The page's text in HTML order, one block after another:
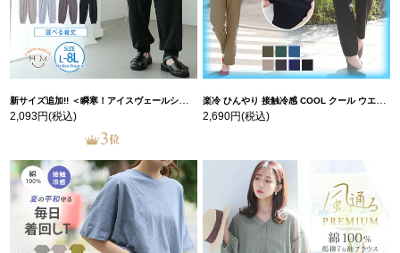
新サイズ追加!! ＜瞬寒！アイスヴェールシリーズ＞ 美脚 ジョガーパンツ 【ウェストゴム】 【ストレッチ】 | 大きいサイズの通販ならハッピーマリリン
2,093円(税込)
楽冷 ひんやり 接触冷感 COOL クール ウエストゴム 楽ちん ストレッチ 美脚 レギパン 【ストレッチ】 | 大きいサイズの通販ならハッピーマリリン
2,690円(税込)